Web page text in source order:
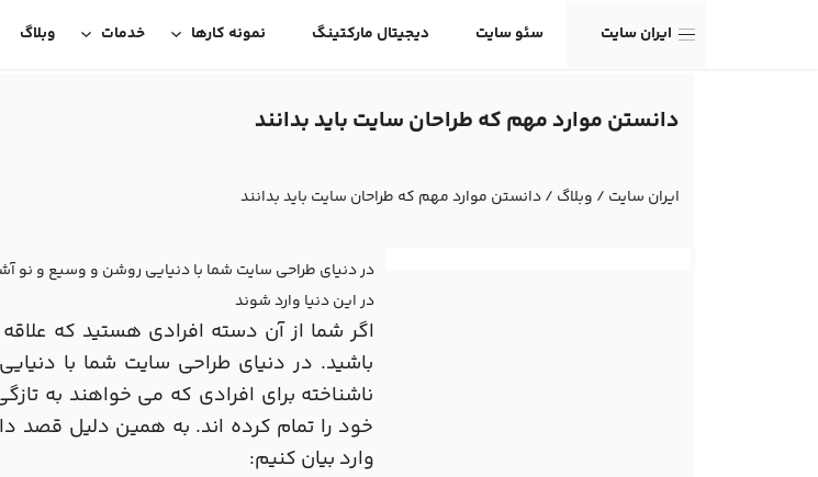
ایران سایت سئو سایت دیجیتال مارکتینگ نمونه کارها خدمات وبلاگ
دانستن موارد مهم که طراحان سایت باید بدانند
ایران سایت / وبلاگ /دانستن موارد مهم که طراحان سایت باید بدانند
در دنیای طراحی سایت شما با دنیایی روشن و وسیع و نو
در این دنیا وارد شوند
اگر شما از آن دسته افرادی هستید که
باشید. در دنیای طراحی سایت شما با
ناشناخته برای افرادی که می خواهند به
خود را تمام کرده اند. به همین دلیل قصد
وارد بیان کنیم: